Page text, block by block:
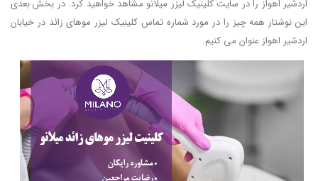
اردشیر اهواز را در سایت کلینیک لیزر میلانو مشاهد خواهید کرد. در بخش بعدی
این نوشتار همه چیز را در مورد شماره تماس کلینیک لیزر موهای زائد در خیابان
اردشیر اهواز عنوان می کنیم.